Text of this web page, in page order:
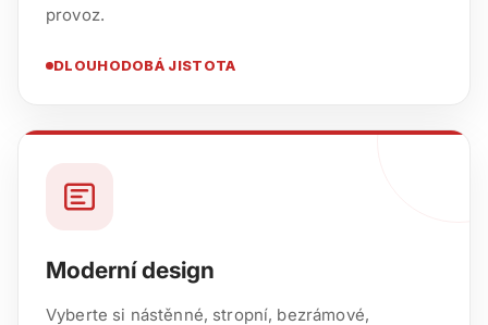
provoz.
DLOUHODOBÁ JISTOTA
Moderní design
Vyberte si nástěnné, stropní, bezrámové,